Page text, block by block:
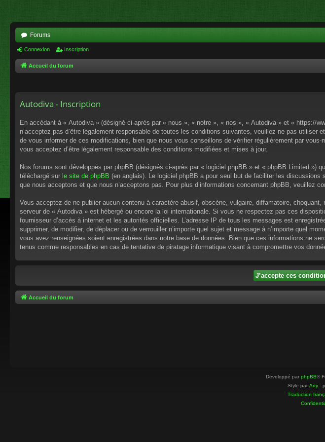
Forums
Connexion Inscription
Accueil du forum
Autodiva - Inscription
En accédant à « Autodiva » (désigné ci-après par « nous », « notre », « nos », « Autodiva » et « https://
n’acceptez pas d’être légalement responsable de toutes les conditions suivantes, veuillez ne pas
de vous informer de ces modifications, bien que nous vous conseillons de vérifier régulièrement par
vous acceptez d’être légalement responsable des conditions modifiées et mises à jour.
Nos forums sont développés par phpBB (désignés ci-après par « logiciel phpBB » et « phpBB Limited »)
téléchargé sur le site de phpBB (en anglais). Le logiciel phpBB a pour seul but de faciliter les
que nous acceptons et que nous n’acceptons pas. Pour plus d’informations concernant phpBB, veuillez
Vous acceptez de ne publier aucun contenu à caractère abusif, obscène, vulgaire, diffamatoire,
serveur de « Autodiva » est hébergé ou encore la loi internationale. Si vous ne respectez pas ces
fournisseur d’accès à internet et les autorités officielles. L’adresse IP de tous les messages est
supprimer, de modifier, de déplacer ou de verrouiller n’importe quel sujet et message à n’importe quel
vous avez renseignées soient enregistrées dans notre base de données. Bien que ces informations ne
tenus comme responsables en cas de tentative de piratage informatique visant à compromettre vos
Accueil du forum
Développé par phpBB®
Style par Arty -
Traduction